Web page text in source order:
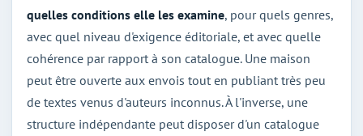
quelles conditions elle les examine, pour quels genres,
avec quel niveau d'exigence éditoriale, et avec quelle
cohérence par rapport à son catalogue. Une maison
peut être ouverte aux envois tout en publiant très peu
de textes venus d'auteurs inconnus. À l'inverse, une
structure indépendante peut disposer d'un catalogue